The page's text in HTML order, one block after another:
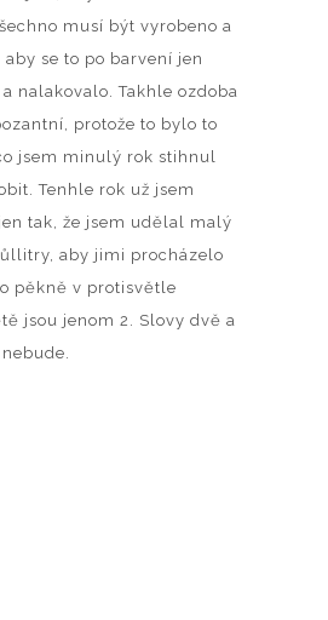
musí být vyrobeno a
se to po barvení jen
nalakovalo. Takhle ozdoba
protože to bylo to
jsem minulý rok stihnul
Tenhle rok už jsem
tak, že jsem udělal malý
aby jimi procházelo
pěkně v protisvětle
jsou jenom 2. Slovy dvě a